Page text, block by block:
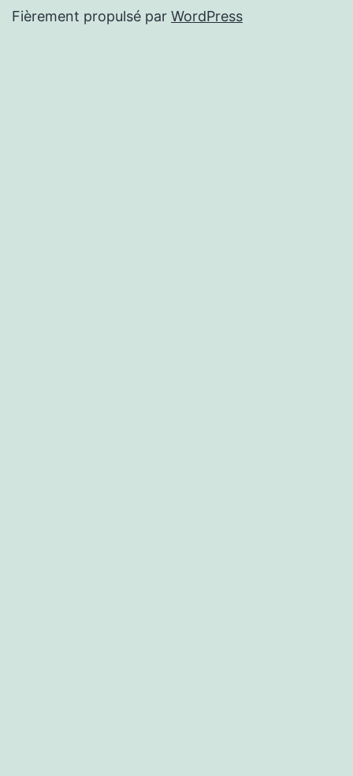
Fièrement propulsé par WordPress